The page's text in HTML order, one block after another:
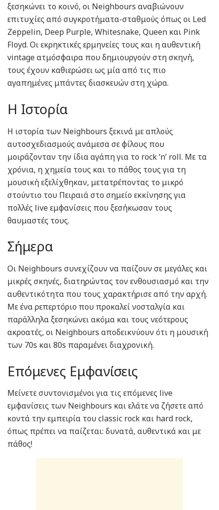
ξεσηκώνει το κοινό, οι Neighbours αναβιώνουν
επιτυχίες από συγκροτήματα-σταθμούς όπως οι Led
Zeppelin, Deep Purple, Whitesnake, Queen και Pink
Floyd. Οι εκρηκτικές ερμηνείες τους και η αυθεντική
vintage ατμόσφαιρα που δημιουργούν στη σκηνή,
τους έχουν καθιερώσει ως μία από τις πιο
αγαπημένες μπάντες διασκευών στη χώρα.
Η Ιστορία
Η ιστορία των Neighbours ξεκινά με απλούς
αυτοσχεδιασμούς ανάμεσα σε φίλους που
μοιράζονταν την ίδια αγάπη για το rock ‘n’ roll. Με τα
χρόνια, η χημεία τους και το πάθος τους για τη
μουσική εξελίχθηκαν, μετατρέποντας το μικρό
στούντιο του Πειραιά στο σημείο εκκίνησης για
πολλές live εμφανίσεις που ξεσήκωσαν τους
θαυμαστές τους.
Σήμερα
Οι Neighbours συνεχίζουν να παίζουν σε μεγάλες και
μικρές σκηνές, διατηρώντας τον ενθουσιασμό και την
αυθεντικότητα που τους χαρακτήρισε από την αρχή.
Με ένα ρεπερτόριο που προκαλεί νοσταλγία και
παράλληλα ξεσηκώνει ακόμα και τους νεότερους
ακροατές, οι Neighbours αποδεικνύουν ότι η μουσική
των 70s και 80s παραμένει διαχρονική.
Επόμενες Εμφανίσεις
Μείνετε συντονισμένοι για τις επόμενες live
εμφανίσεις των Neighbours και ελάτε να ζήσετε από
κοντά την εμπειρία του classic rock και hard rock,
όπως πρέπει να παίζεται: δυνατά, αυθεντικά και με
πάθος!